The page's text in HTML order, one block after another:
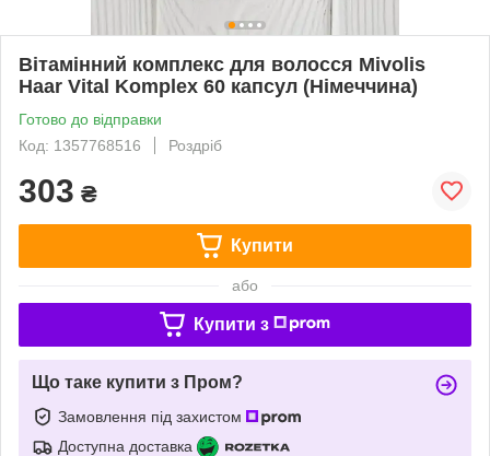
Вітамінний комплекс для волосся Mivolis
Haar Vital Komplex 60 капсул (Німеччина)
Готово до відправки
Код: 1357768516
Роздріб
303 ₴
Купити
або
Купити з
Що таке купити з Пром?
Замовлення під захистом
Доступна доставка